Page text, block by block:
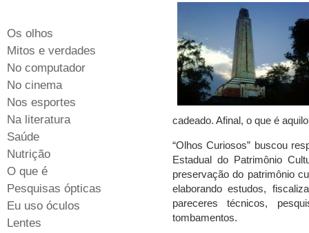
cadeado. Afinal, o que é
“Olhos Curiosos” buscou
Estadual do Patrimônio
preservação do patrimônio
elaborando estudos,
pareceres técnicos,
tombamentos.
Os olhos
Mitos e verdades
No computador
No cinema
Nos esportes
Na literatura
Saúde
Nutrição
O que é
Pesquisas ópticas
Eu uso óculos
Lentes